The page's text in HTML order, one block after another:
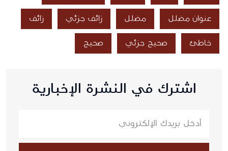
عنوان مضلل مضلل زائف جزئي زائف
خاطئ صحيح جزئي صحيح
اشترك في النشرة الإخبارية